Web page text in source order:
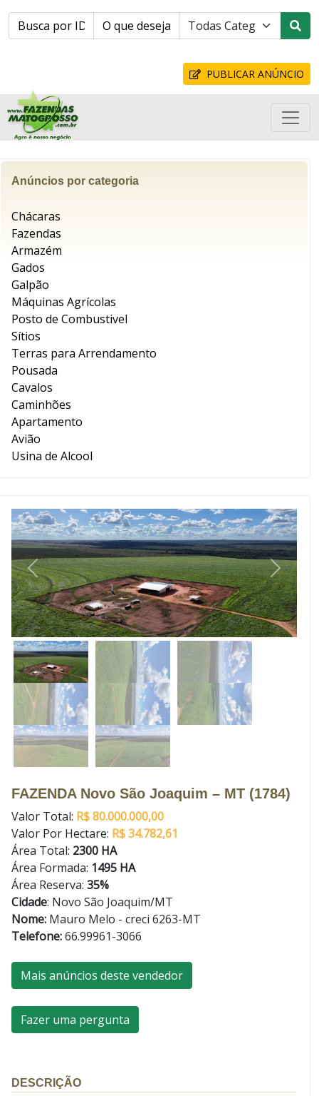
PUBLICAR ANÚNCIO
Anúncios por categoria
Chácaras
Fazendas
Armazém
Gados
Galpão
Máquinas Agrícolas
Posto de Combustivel
Sítios
Terras para Arrendamento
Pousada
Cavalos
Caminhões
Apartamento
Avião
Usina de Alcool
Anterior Próximo
FAZENDA Novo São Joaquim – MT (1784)
Valor Total: R$ 80.000.000,00
Valor Por Hectare: R$ 34.782,61
Área Total: 2300 HA
Área Formada: 1495 HA
Área Reserva: 35%
Cidade: Novo São Joaquim/MT
Nome: Mauro Melo - creci 6263-MT
Telefone:66.99961-3066
Mais anúncios deste vendedor
Fazer uma pergunta
DESCRIÇÃO